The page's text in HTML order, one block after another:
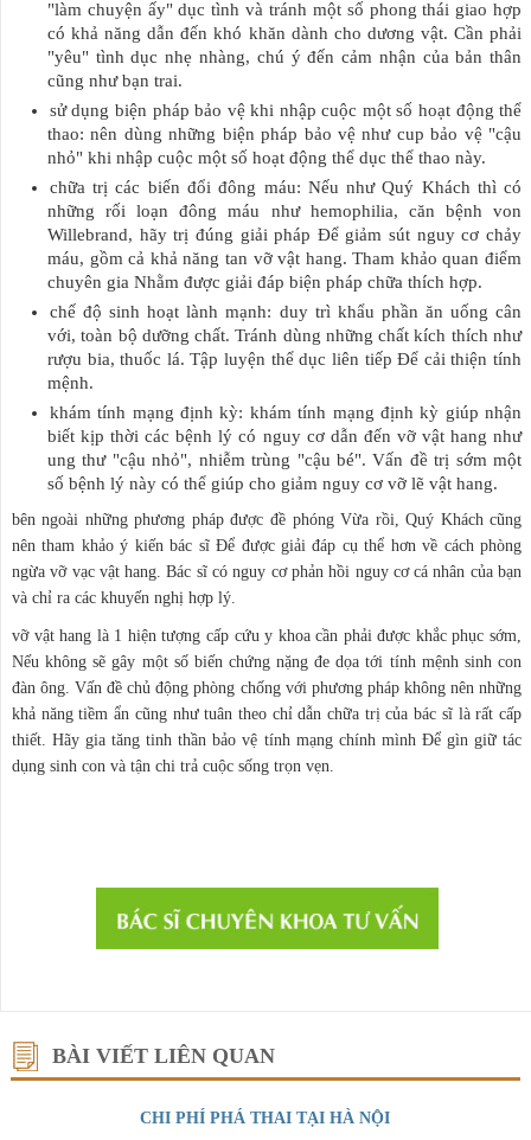
"làm chuyện ấy" dục tình và tránh một số phong thái giao hợp
có khả năng dẫn đến khó khăn dành cho dương vật. Cần phải
"yêu" tình dục nhẹ nhàng, chú ý đến cảm nhận của bản thân
cũng như bạn trai.
sử dụng biện pháp bảo vệ khi nhập cuộc một số hoạt động thể
thao: nên dùng những biện pháp bảo vệ như cup bảo vệ "cậu
nhỏ" khi nhập cuộc một số hoạt động thể dục thể thao này.
chữa trị các biến đổi đông máu: Nếu như Quý Khách thì có
những rối loạn đông máu như hemophilia, căn bệnh von
Willebrand, hãy trị đúng giải pháp Để giảm sút nguy cơ chảy
máu, gồm cả khả năng tan vỡ vật hang. Tham khảo quan điểm
chuyên gia Nhằm được giải đáp biện pháp chữa thích hợp.
chế độ sinh hoạt lành mạnh: duy trì khẩu phần ăn uống cân
với, toàn bộ dưỡng chất. Tránh dùng những chất kích thích như
rượu bia, thuốc lá. Tập luyện thể dục liên tiếp Để cải thiện tính
mệnh.
khám tính mạng định kỳ: khám tính mạng định kỳ giúp nhận
biết kịp thời các bệnh lý có nguy cơ dẫn đến vỡ vật hang như
ung thư "cậu nhỏ", nhiễm trùng "cậu bé". Vấn đề trị sớm một
số bệnh lý này có thể giúp cho giảm nguy cơ vỡ lẽ vật hang.
bên ngoài những phương pháp được đề phóng Vừa rồi, Quý Khách cũng
nên tham khảo ý kiến ​​bác sĩ Để được giải đáp cụ thể hơn về cách phòng
ngừa vỡ vạc vật hang. Bác sĩ có nguy cơ phản hồi nguy cơ cá nhân của bạn
và chỉ ra các khuyến nghị hợp lý.
vỡ vật hang là 1 hiện tượng cấp cứu y khoa cần phải được khắc phục sớm,
Nếu không sẽ gây một số biến chứng nặng đe dọa tới tính mệnh sinh con
đàn ông. Vấn đề chủ động phòng chống với phương pháp không nên những
khả năng tiềm ẩn cũng như tuân theo chỉ dẫn chữa trị của bác sĩ là rất cấp
thiết. Hãy gia tăng tinh thần bảo vệ tính mạng chính mình Để gìn giữ tác
dụng sinh con và tận chi trả cuộc sống trọn vẹn.
BÀI VIẾT LIÊN QUAN
CHI PHÍ PHÁ THAI TẠI HÀ NỘI